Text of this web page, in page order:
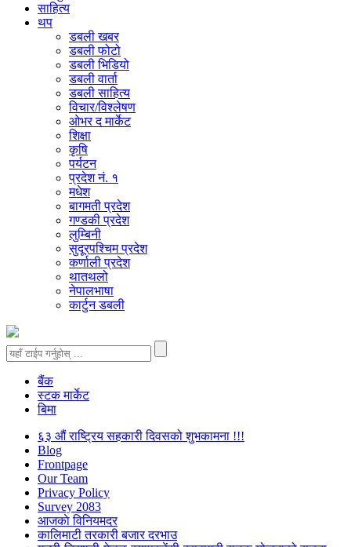
साहित्य
थप
डबली खबर
डबली फोटो
डबली भिडियो
डबली वार्ता
डबली साहित्य
विचार/विश्‍लेषण
ओभर द मार्केट
शिक्षा
कृषि
पर्यटन
प्रदेश नं. १
मधेश
बागमती प्रदेश
गण्डकी प्रदेश
लुम्बिनी
सुदूरपश्चिम प्रदेश
कर्णाली प्रदेश
थातथलो
नेपालभाषा
कार्टुन डबली
बैंक
स्टक मार्केट
बिमा
६३ औं राष्ट्रिय सहकारी दिवसको शुभकामना !!!
Blog
Frontpage
Our Team
Privacy Policy
Survey 2083
आजकाे विनियमदर
कालिमाटी तरकारी बजार दरभाउ